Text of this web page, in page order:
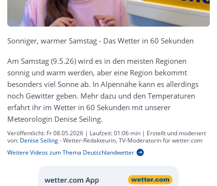
Sonniger, warmer Samstag - Das Wetter in 60 Sekunden
Am Samstag (9.5.26) wird es in den meisten Regionen
sonnig und warm werden, aber eine Region bekommt
besonders viel Sonne ab. In Alpennähe kann es allerdings
noch Gewitter geben. Mehr dazu und den Temperaturen
erfahrt ihr im Wetter in 60 Sekunden mit unserer
Meteorologin Denise Seiling.
Veröffentlicht: Fr 08.05.2026 | Laufzeit:01:06 min | Erstellt und moderiert
von: Denise Seiling- Wetter-Redakteurin, TV-Moderatorin für wetter.com
Weitere Videos zum Thema Deutschlandwetter